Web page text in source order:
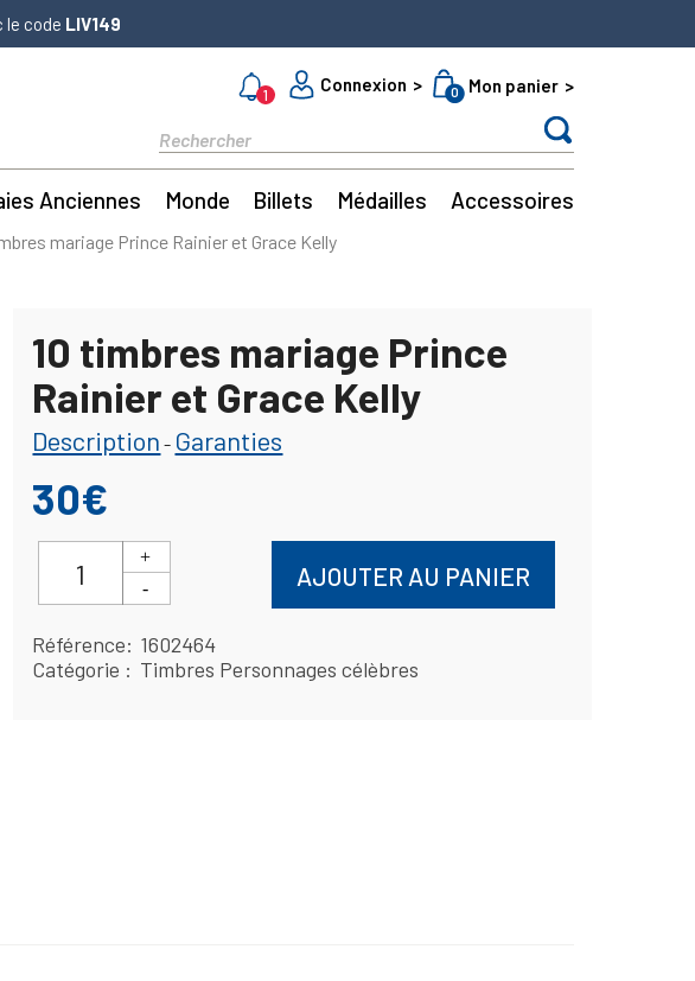
le code LIV149
1
Connexion 0 Mon panier
Anciennes Monde Billets Médailles Accessoires
mariage Prince Rainier et Grace Kelly
10 timbres mariage Prince
Rainier et Grace Kelly
Description - Garanties
30€
AJOUTER AU PANIER
Référence
1602464
Catégorie
Timbres Personnages célèbres